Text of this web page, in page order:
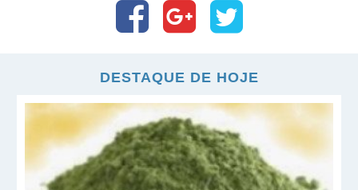
DESTAQUE DE HOJE